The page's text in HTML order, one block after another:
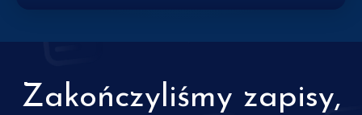
Zakończyliśmy zapisy,